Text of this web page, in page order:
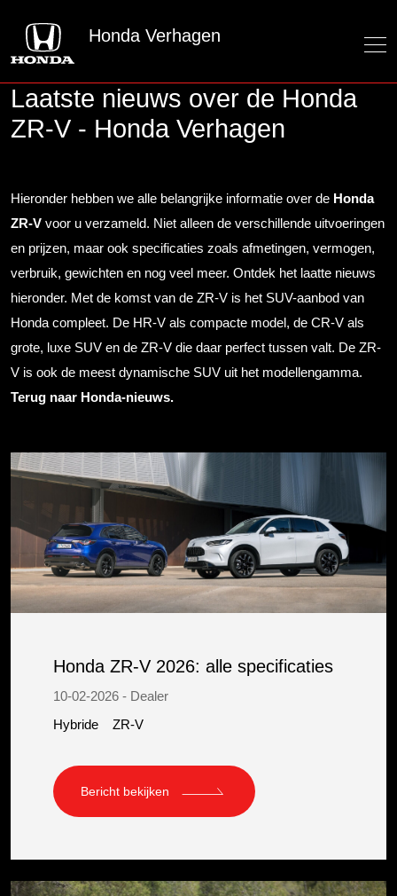
Honda Verhagen
Laatste nieuws over de Honda
ZR-V - Honda Verhagen
Hieronder hebben we alle belangrijke informatie over de Honda
ZR-V voor u verzameld. Niet alleen de verschillende uitvoeringen
en prijzen, maar ook specificaties zoals afmetingen, vermogen,
verbruik, gewichten en nog veel meer. Ontdek het laatte nieuws
hieronder. Met de komst van de ZR-V is het SUV-aanbod van
Honda compleet. De HR-V als compacte model, de CR-V als
grote, luxe SUV en de ZR-V die daar perfect tussen valt. De ZR-
V is ook de meest dynamische SUV uit het modellengamma.
Terug naar Honda-nieuws.
Honda ZR-V 2026: alle specificaties
10-02-2026 - Dealer
Hybride
ZR-V
Bericht bekijken